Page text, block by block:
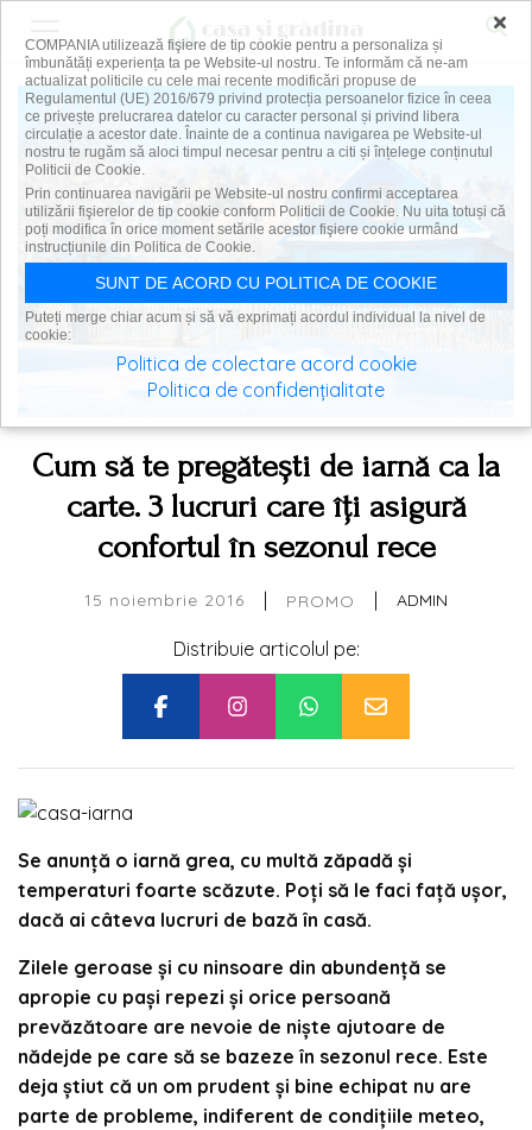
Cum să te pregătești de iarnă ca la
carte. 3 lucruri care îți asigură
confortul în sezonul rece
15 noiembrie 2016 | PROMO | ADMIN
Distribuie articolul pe:
Se anunță o iarnă grea, cu multă zăpadă și
temperaturi foarte scăzute. Poți să le faci față ușor,
dacă ai câteva lucruri de bază în casă.
Zilele geroase și cu ninsoare din abundență se
apropie cu pași repezi și orice persoană
prevăzătoare are nevoie de niște ajutoare de
nădejde pe care să se bazeze în sezonul rece. Este
deja știut că un om prudent și bine echipat nu are
parte de probleme, indiferent de condițiile meteo,
×
COMPANIA utilizează fişiere de tip cookie pentru a personaliza și
îmbunătăți experiența ta pe Website-ul nostru. Te informăm că ne-am
actualizat politicile cu cele mai recente modificări propuse de
Regulamentul (UE) 2016/679 privind protecția persoanelor fizice în ceea
ce privește prelucrarea datelor cu caracter personal și privind libera
circulație a acestor date. Înainte de a continua navigarea pe Website-ul
nostru te rugăm să aloci timpul necesar pentru a citi și înțelege conținutul
Politicii de Cookie.
Prin continuarea navigării pe Website-ul nostru confirmi acceptarea
utilizării fişierelor de tip cookie conform Politicii de Cookie. Nu uita totuși că
poți modifica în orice moment setările acestor fişiere cookie urmând
instrucțiunile din Politica de Cookie.
SUNT DE ACORD CU POLITICA DE COOKIE
Puteți merge chiar acum și să vă exprimați acordul individual la nivel de
cookie:
Politica de colectare acord cookie
Politica de confidențialitate